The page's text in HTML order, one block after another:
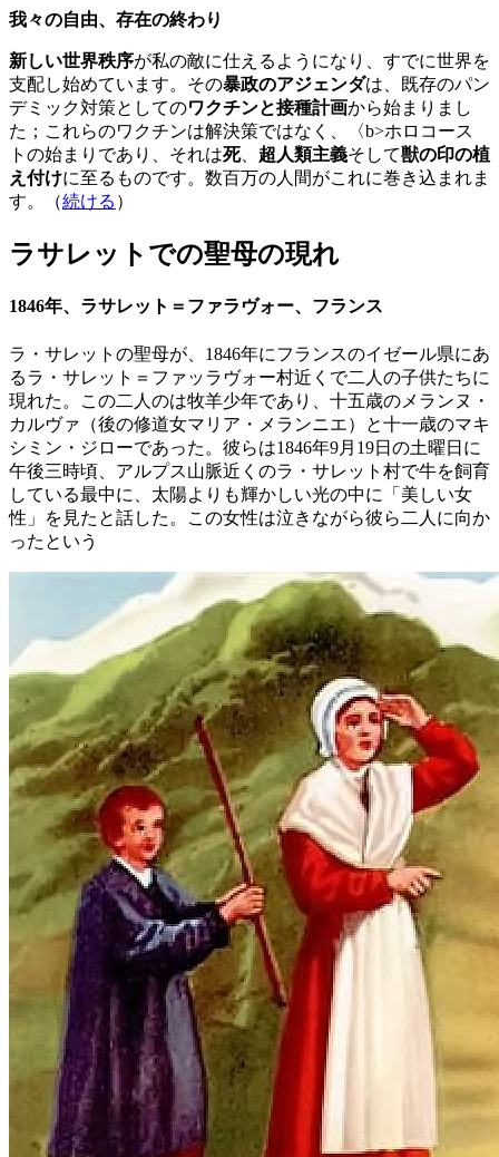
我々の自由、存在の終わり
新しい世界秩序が私の敵に仕えるようになり、すでに世界を
支配し始めています。その暴政のアジェンダは、既存のパン
デミック対策としてのワクチンと接種計画から始まりまし
た；これらのワクチンは解決策ではなく、〈b>ホロコース
トの始まりであり、それは死、 超人類主義そして獣の印の植
え付けに至るものです。数百万の人間がこれに巻き込まれま
す。（続ける ）
ラサレットでの聖母の現れ
1846年、ラサレット＝ファラヴォー、フランス
ラ・サレットの聖母が、1846年にフランスのイゼール県にあ
るラ・サレット＝ファッラヴォー村近くで二人の子供たちに
現れた。この二人のは牧羊少年であり、十五歳のメランヌ・
カルヴァ（後の修道女マリア・メランニエ）と十一歳のマキ
シミン・ジローであった。彼らは1846年9月19日の土曜日に
午後三時頃、アルプス山脈近くのラ・サレット村で牛を飼育
している最中に、太陽よりも輝かしい光の中に「美しい女
性」を見たと話した。この女性は泣きながら彼ら二人に向か
ったという